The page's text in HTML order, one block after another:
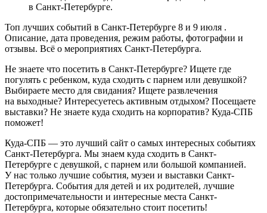
в Санкт-Петербурге.
Топ лучших событий в Санкт-Петербурге 8 и 9 июля .
Описание, дата проведения, режим работы, фотографии и
отзывы. Всё о мероприятиях Санкт-Петербурга.
Не знаете что посетить в Санкт-Петербурге? Ищете где
погулять с ребенком, куда сходить с парнем или девушкой?
Выбираете место для свидания? Ищете развлечения
на выходные? Интересуетесь активным отдыхом? Посещаете
выставки? Не знаете куда сходить на корпоратив? Куда-СПБ
поможет!
Куда-СПБ — это лучший сайт о самых интересных событиях
Санкт-Петербурга. Мы знаем куда сходить в Санкт-
Петербурге с девушкой, с парнем или большой компанией.
У нас только лучшие события, музеи и выставки Санкт-
Петербурга. События для детей и их родителей, лучшие
достопримечательности и интересные места Санкт-
Петербурга, которые обязательно стоит посетить!